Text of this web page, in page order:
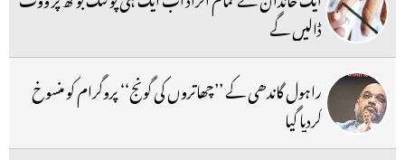
ڈالیں گے
راہول گاندھی کے ’’چھاتروں کی گونج‘‘ پروگرام کو منسوخ
کردیا گیا